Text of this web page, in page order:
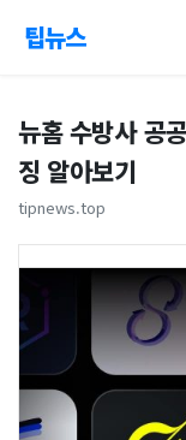
팁뉴스
뉴홈 수방사 공
징 알아보기
tipnews.top